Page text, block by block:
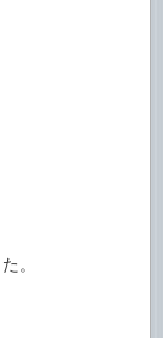
。